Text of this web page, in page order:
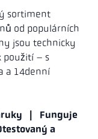
sortiment
od populárních
jsou technicky
použití – s
a 14denní
| Funguje
a